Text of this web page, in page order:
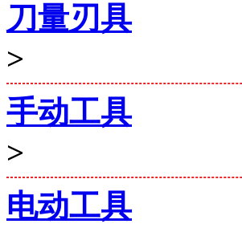
刀量刃具
>
手动工具
>
电动工具